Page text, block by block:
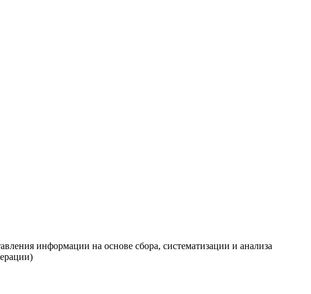
информации на основе сбора, систематизации и анализа